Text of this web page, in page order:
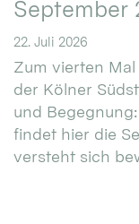
September
22. Juli 2026
Zum vierten
der Kölner
und
findet hier die
versteht sich